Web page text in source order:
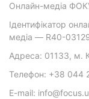
Онлайн-медіа
Ідентифікатор
медіа — R40-
Адреса: 01133, м.
Телефон: +38 044
E-mail: